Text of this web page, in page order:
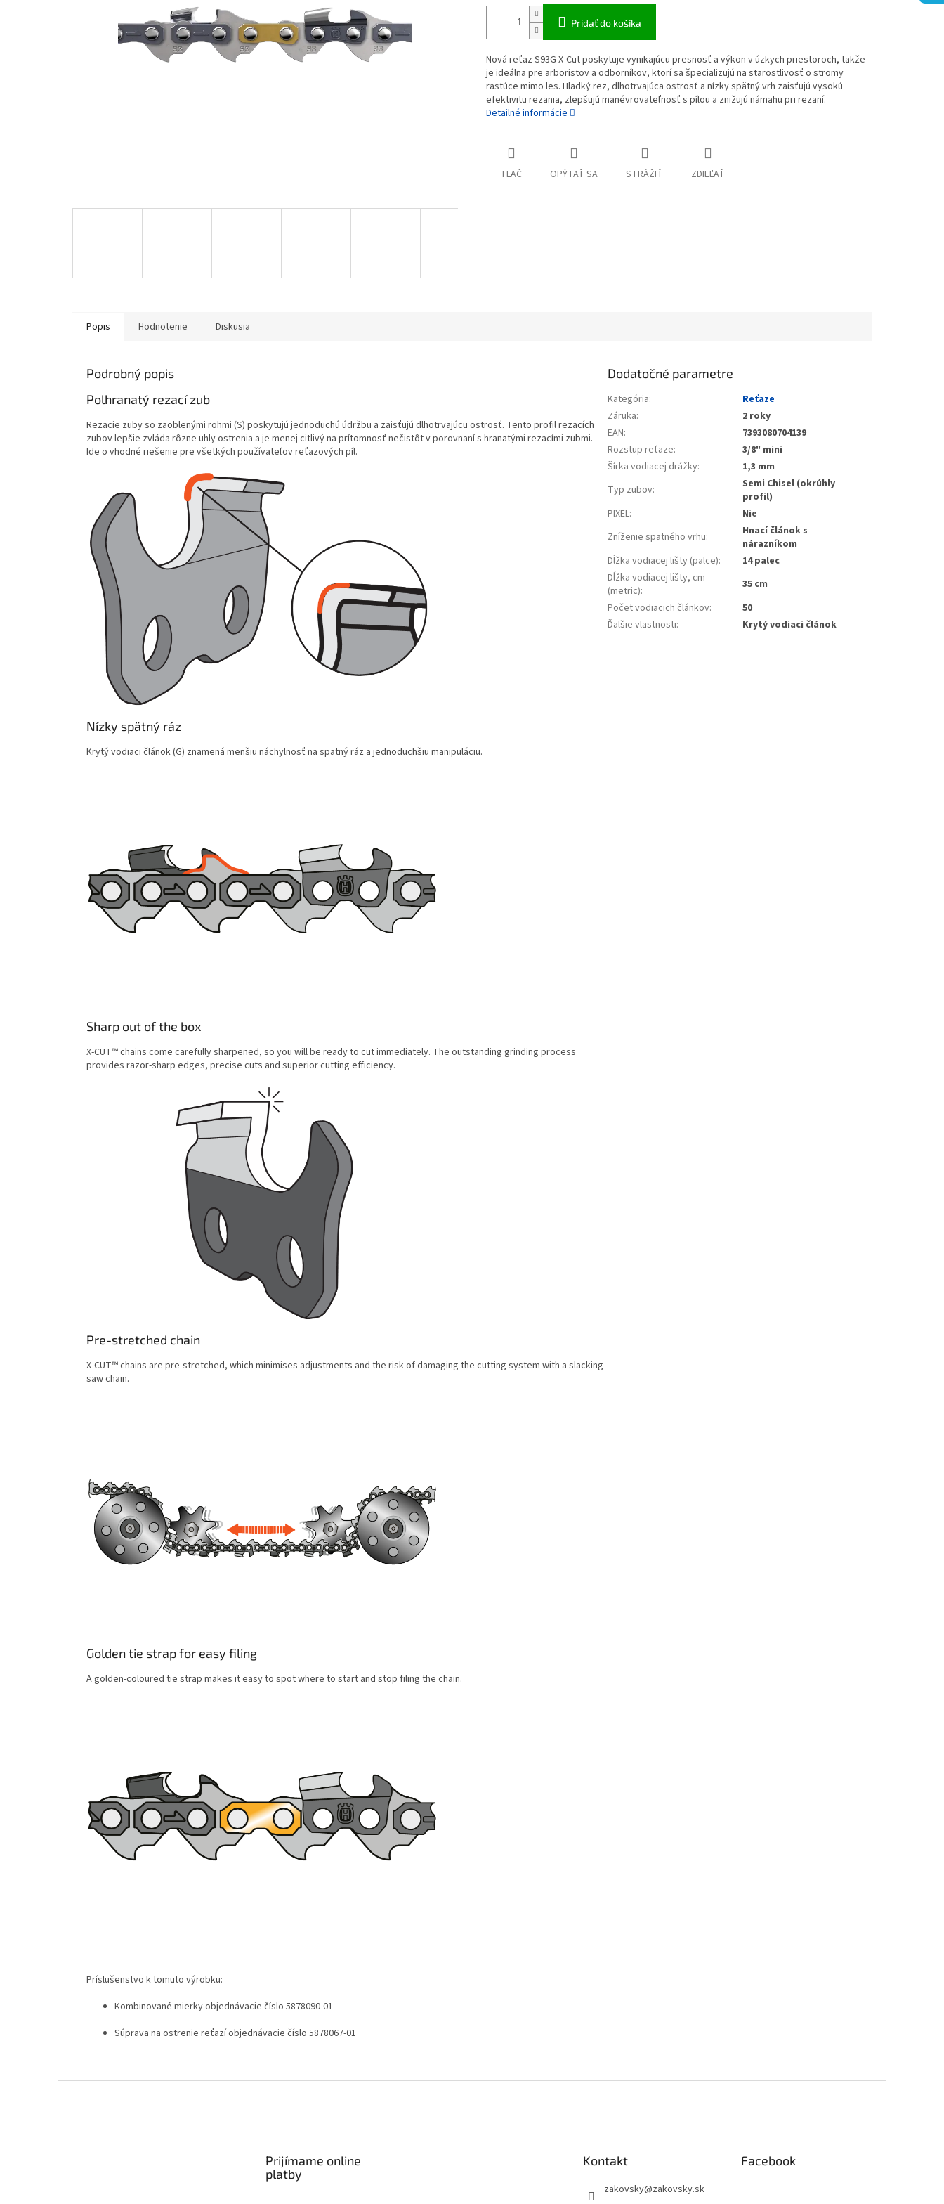
Pridať do košíka
Nová reťaz S93G X-Cut poskytuje vynikajúcu presnosť a výkon v úzkych priestoroch, takže
je ideálna pre arboristov a odborníkov, ktorí sa špecializujú na starostlivosť o stromy
rastúce mimo les. Hladký rez, dlhotrvajúca ostrosť a nízky spätný vrh zaisťujú vysokú
efektivitu rezania, zlepšujú manévrovateľnosť s pílou a znižujú námahu pri rezaní.
Detailné informácie
TLAČ OPÝTAŤ SA STRÁŽIŤ ZDIEĽAŤ
Popis Hodnotenie Diskusia
Podrobný popis
Polhranatý rezací zub
Rezacie zuby so zaoblenými rohmi (S) poskytujú jednoduchú údržbu a zaisťujú dlhotrvajúcu ostrosť. Tento profil rezacích
zubov lepšie zvláda rôzne uhly ostrenia a je menej citlivý na prítomnosť nečistôt v porovnaní s hranatými rezacími zubmi.
Ide o vhodné riešenie pre všetkých používateľov reťazových píl.
Nízky spätný ráz
Krytý vodiaci článok (G) znamená menšiu náchylnosť na spätný ráz a jednoduchšiu manipuláciu.
Sharp out of the box
X-CUT™ chains come carefully sharpened, so you will be ready to cut immediately. The outstanding grinding process
provides razor-sharp edges, precise cuts and superior cutting efficiency.
Pre-stretched chain
X-CUT™ chains are pre-stretched, which minimises adjustments and the risk of damaging the cutting system with a slacking
saw chain.
Golden tie strap for easy filing
A golden-coloured tie strap makes it easy to spot where to start and stop filing the chain.
Príslušenstvo k tomuto výrobku:
Kombinované mierky objednávacie číslo 5878090-01
Súprava na ostrenie reťazí objednávacie číslo 5878067-01
Dodatočné parametre
Kategória:
Reťaze
Záruka:
2 roky
EAN:
7393080704139
Rozstup reťaze:
3/8" mini
Šírka vodiacej drážky:
1,3 mm
Typ zubov:
Semi Chisel (okrúhly
profil)
PIXEL:
Nie
Zníženie spätného vrhu:
Hnací článok s
nárazníkom
Dĺžka vodiacej lišty (palce):
14 palec
Dĺžka vodiacej lišty, cm
(metric):
35 cm
Počet vodiacich článkov:
50
Ďalšie vlastnosti: Krytý vodiaci článok
Prijímame online
platby
Kontakt
zakovsky@zakovsky.sk
Facebook